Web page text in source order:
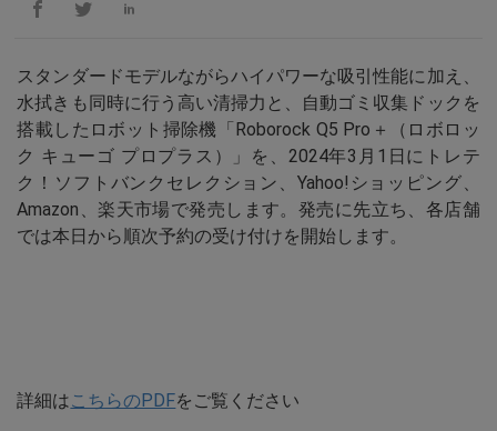
スタンダードモデルながらハイパワーな吸引性能に加え、
水拭きも同時に行う高い清掃力と、自動ゴミ収集ドックを
搭載したロボット掃除機「Roborock Q5 Pro＋（ロボロッ
ク キューゴ プロプラス）」を、2024年3月1日にトレテ
ク！ソフトバンクセレクション、Yahoo!ショッピング、
Amazon、楽天市場で発売します。発売に先立ち、各店舗
では本日から順次予約の受け付けを開始します。
詳細はこちらのPDFをご覧ください